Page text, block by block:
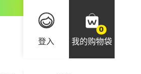
登入
0
我的购物袋